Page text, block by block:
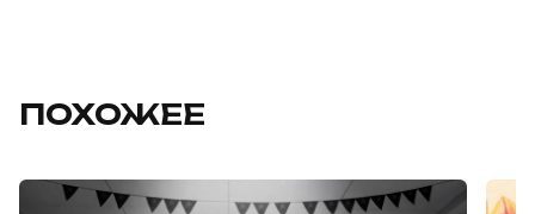
ПОХОЖЕЕ